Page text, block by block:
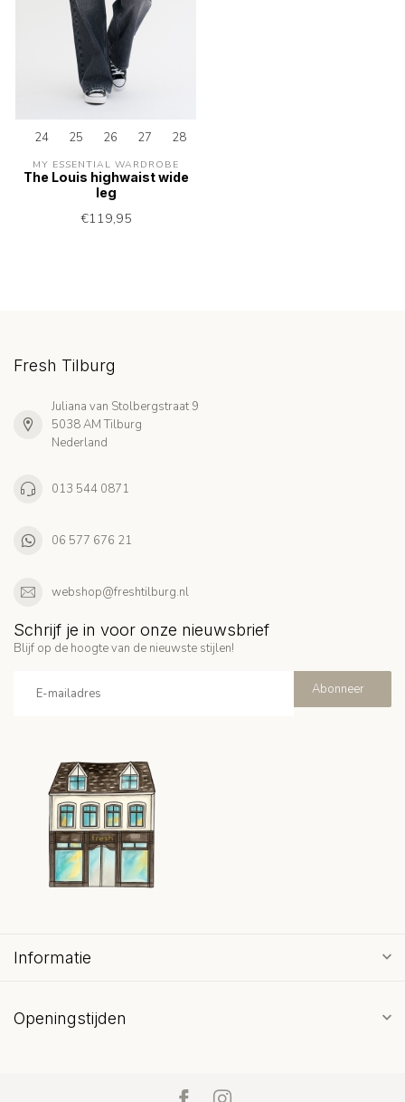
24 25 26 27 28
MY ESSENTIAL WARDROBE
The Louis highwaist wide
leg
€119,95
Fresh Tilburg
Juliana van Stolbergstraat 9
5038 AM Tilburg
Nederland
013 544 0871
06 577 676 21
webshop@freshtilburg.nl
Schrijf je in voor onze nieuwsbrief
Blijf op de hoogte van de nieuwste stijlen!
Abonneer
Informatie
Openingstijden